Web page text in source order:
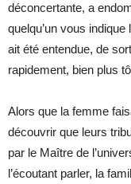
déconcertante, a
quelqu’un vous
ait été entendue, de
rapidement, bien plus
Alors que la femme
découvrir que leurs
par le Maître de
l’écoutant parler, la